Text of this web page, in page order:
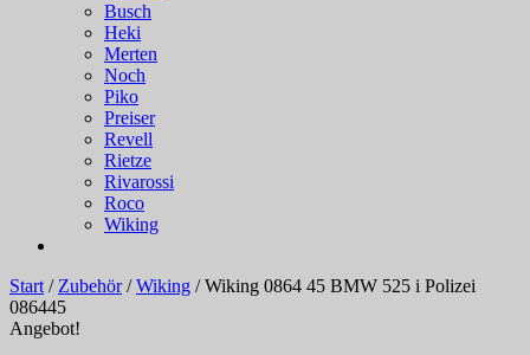
Busch
Heki
Merten
Noch
Piko
Preiser
Revell
Rietze
Rivarossi
Roco
Wiking
Start/Zubehör/Wiking / Wiking 0864 45 BMW 525 i Polizei
086445
Angebot!